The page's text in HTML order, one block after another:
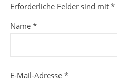
Erforderliche Felder sind mit *
Name *
E-Mail-Adresse *